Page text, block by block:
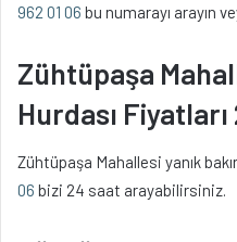
962 01 06 bu numarayı arayın
Zühtüpaşa
Hurdası Fiyatları
Zühtüpaşa Mahallesi yanık
06 bizi 24 saat arayabilirsiniz.